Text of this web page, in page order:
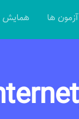
آزمون ها همایش